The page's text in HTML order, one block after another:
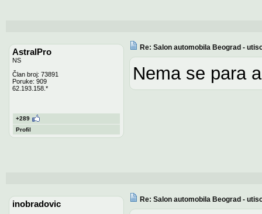
AstralPro
NS
Član broj: 73891
Poruke: 909
62.193.158.*
+289
Profil
Re: Salon automobila Beograd -
Nema se para
inobradovic
Re: Salon automobila Beograd -